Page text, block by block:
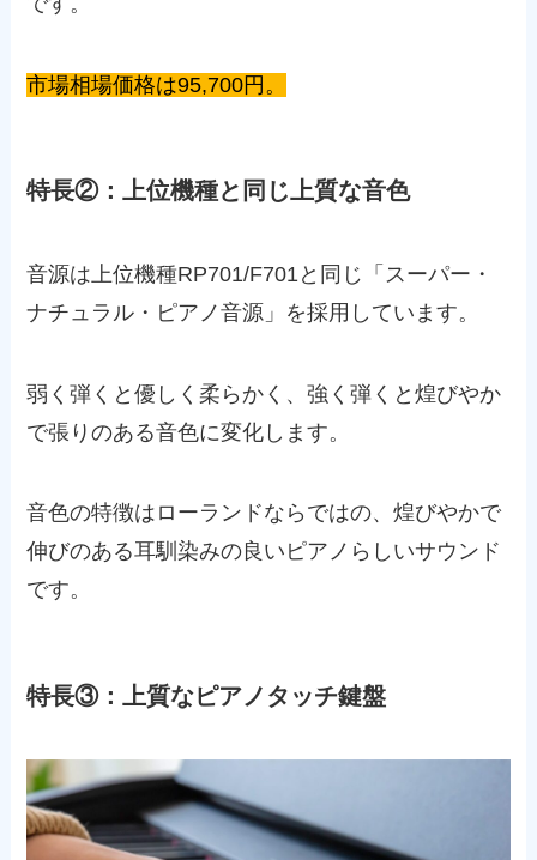
市場相場価格は95,700円。
特長②：上位機種と同じ上質な音色
音源は上位機種RP701/F701と同じ「スーパー・
ナチュラル・ピアノ音源」を採用しています。
弱く弾くと優しく柔らかく、強く弾くと煌びやか
で張りのある音色に変化します。
音色の特徴はローランドならではの、煌びやかで
伸びのある耳馴染みの良いピアノらしいサウンド
です。
特長③：上質なピアノタッチ鍵盤